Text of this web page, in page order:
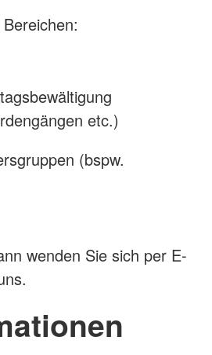
etc.)
(bspw.
wenden Sie sich per E-